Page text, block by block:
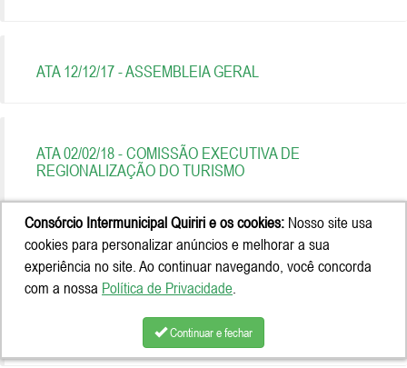
ATA 12/12/17 - ASSEMBLEIA GERAL
ATA 02/02/18 - COMISSÃO EXECUTIVA DE
REGIONALIZAÇÃO DO TURISMO
RESOLUÇÃO 046/2018
ATA 28/02/18 - ASSEMBLEIA GERAL POSSE
Consórcio Intermunicipal Quiriri e os cookies: Nosso site usa
cookies para personalizar anúncios e melhorar a sua
experiência no site. Ao continuar navegando, você concorda
com a nossa Política de Privacidade.
Continuar e fechar